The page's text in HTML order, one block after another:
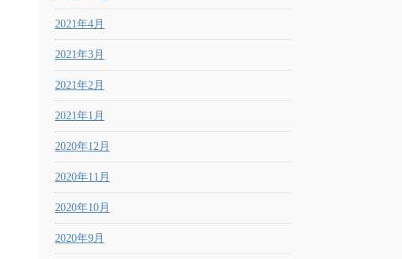
2021年4月
2021年3月
2021年2月
2021年1月
2020年12月
2020年11月
2020年10月
2020年9月